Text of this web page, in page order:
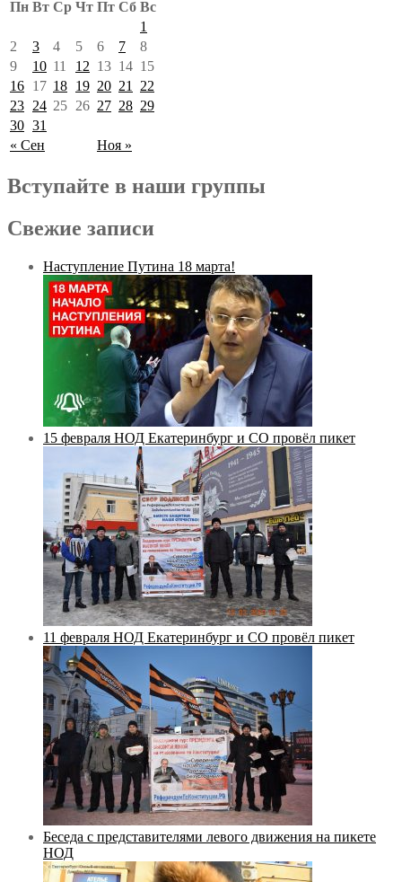
Пн Вт Ср Чт Пт Сб Вс
« Сен Ноя »
1
2
3 4 5 6 7
8
9
10 11 12 13 14 15
16 17 18 19 20 21
22
23 24 25 26 27 28 29
30 31
Вступайте в наши группы
Свежие записи
Наступление Путина 18 марта!
15 февраля НОД Екатеринбург и СО провёл пикет
11 февраля НОД Екатеринбург и СО провёл пикет
Беседа с представителями левого движения на пикете
НОД